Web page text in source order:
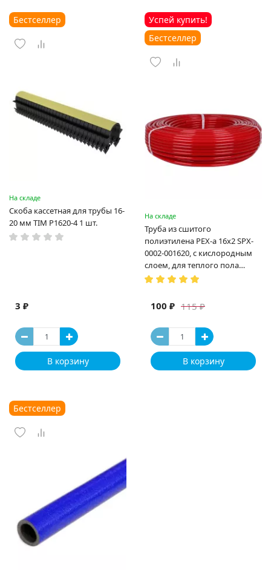
Бестселлер
На складе
Скоба кассетная для трубы 16-
20 мм TIM P1620-4 1 шт.
3 ₽
В корзину
Успей купить!
Бестселлер
На складе
Труба из сшитого
полиэтилена PEX-a 16х2 SPX-
0002-001620, с кислородным
слоем, для теплого пола
(Испания)
115 ₽
100 ₽
В корзину
Бестселлер